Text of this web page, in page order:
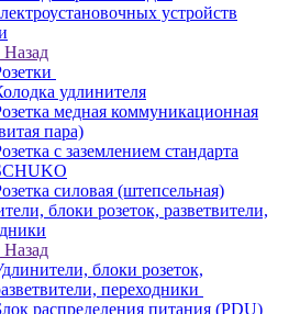
устройств
Назад
удлинителя
медная коммуникационная
пара)
с заземлением стандарта
силовая (штепсельная)
блоки розеток, разветвители,
Назад
блоки розеток,
переходники
распределения питания (PDU)